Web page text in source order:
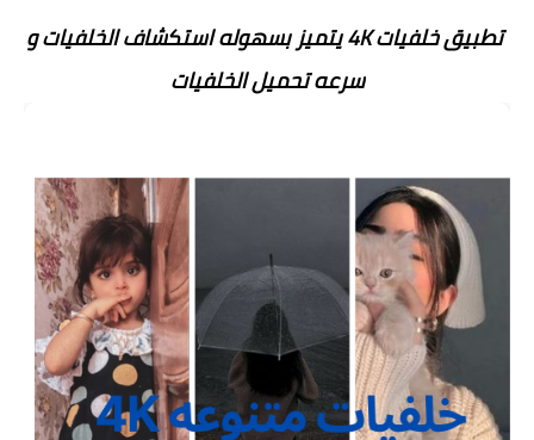
تطبيق خلفيات 4K يتميز بسهوله استكشاف الخلفيات و
سرعه تحميل الخلفيات